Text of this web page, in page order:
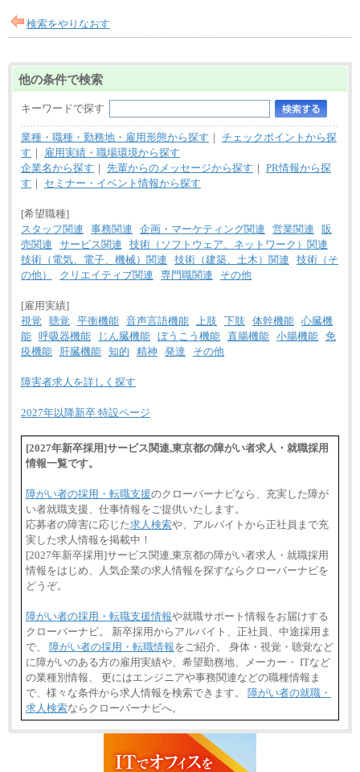
検索をやりなおす
他の条件で検索
キーワードで探す
業種・職種・勤務地・雇用形態から探す ｜ チェックポイントから探
す ｜
雇用実績・職場環境から探す
企業名から探す ｜ 先輩からのメッセージから探す ｜ PR情報から探
す ｜ セミナー・イベント情報から探す
[希望職種]
スタッフ関連
事務関連 企画・マーケティング関連 営業関連
販
売関連
サービス関連
技術（ソフトウェア、ネットワーク）関連
技術（電気、電子、機械）関連
技術（建築、土木）関連
技術（そ
の他）
クリエイティブ関連 専門職関連 その他
[雇用実績]
視覚
聴覚 平衡機能 音声言語機能 上肢 下肢 体幹機能 心臓機
能 呼吸器機能 じん臓機能 ぼうこう機能 直腸機能 小腸機能 免
疫機能
肝臓機能 知的 精神 発達 その他
障害者求人を詳しく探す
2027年以降新卒 特設ページ
[2027年新卒採用]サービス関連,東京都の障がい者求人・就職採用
情報一覧です。
障がい者の採用・転職支援のクローバーナビなら、充実した障が
い者就職支援、仕事情報をご提供いたします。
応募者の障害に応じた求人検索や、アルバイトから正社員まで充
実した求人情報を掲載中！
[2027年新卒採用]サービス関連,東京都の障がい者求人・就職採用
情報をはじめ、人気企業の求人情報を探すならクローバーナビを
どうぞ。
障がい者の採用・転職支援情報や就職サポート情報をお届けする
クローバーナビ。 新卒採用からアルバイト、正社員、中途採用ま
で、 障がい者の採用・転職情報をご紹介。 身体・視覚・聴覚など
に障がいのある方の雇用実績や、希望勤務地、メーカー・ ITなど
の業種別情報、 更にはエンジニアや事務関連などの職種情報ま
で、様々な条件から求人情報を検索できます。 障がい者の就職・
求人検索ならクローバーナビへ。